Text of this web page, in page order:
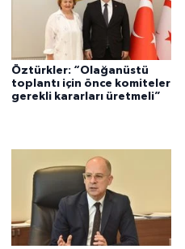
Öztürkler: “Olağanüstü
toplantı için önce komiteler
gerekli kararları üretmeli”